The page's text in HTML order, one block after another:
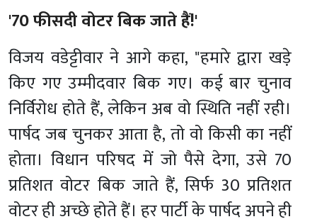
'70 फीसदी वोटर बिक जाते हैं!'
विजय वडेट्टीवार ने आगे कहा, "हमारे द्वारा खड़े
किए गए उम्मीदवार बिक गए। कई बार चुनाव
निर्विरोध होते हैं, लेकिन अब वो स्थिति नहीं रही।
पार्षद जब चुनकर आता है, तो वो किसी का नहीं
होता। विधान परिषद में जो पैसे देगा, उसे 70
प्रतिशत वोटर बिक जाते हैं, सिर्फ 30 प्रतिशत
वोटर ही अच्छे होते हैं। हर पार्टी के पार्षद अपने ही